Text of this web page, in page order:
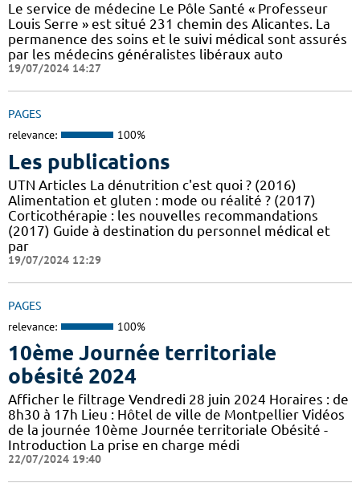
Le service de médecine Le Pôle Santé « Professeur
Louis Serre » est situé 231 chemin des Alicantes. La
permanence des soins et le suivi médical sont assurés
par les médecins généralistes libéraux auto
19/07/2024 14:27
PAGES
relevance: 100%
Les publications
UTN Articles La dénutrition c'est quoi ? (2016)
Alimentation et gluten : mode ou réalité ? (2017)
Corticothérapie : les nouvelles recommandations
(2017) Guide à destination du personnel médical et
par
19/07/2024 12:29
PAGES
relevance: 100%
10ème Journée territoriale
obésité 2024
Afficher le filtrage Vendredi 28 juin 2024 Horaires : de
8h30 à 17h Lieu : Hôtel de ville de Montpellier Vidéos
de la journée 10ème Journée territoriale Obésité -
Introduction La prise en charge médi
22/07/2024 19:40